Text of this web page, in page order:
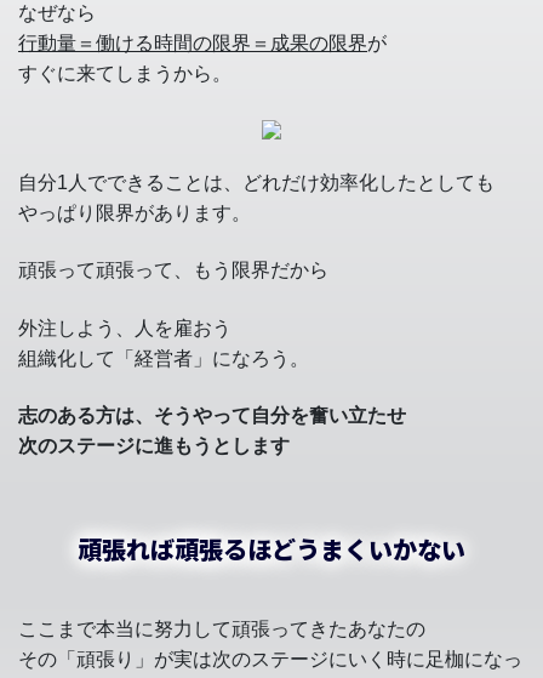
なぜなら
行動量＝働ける時間の限界＝成果の限界が
すぐに来てしまうから。
自分1人でできることは、どれだけ効率化したとしても
やっぱり限界があります。
頑張って頑張って、もう限界だから
外注しよう、人を雇おう
組織化して「経営者」になろう。
志のある方は、そうやって自分を奮い立たせ
次のステージに進もうとします
頑張れば頑張るほどうまくいかない
ここまで本当に努力して頑張ってきたあなたの
その「頑張り」が実は次のステージにいく時に足枷になっ